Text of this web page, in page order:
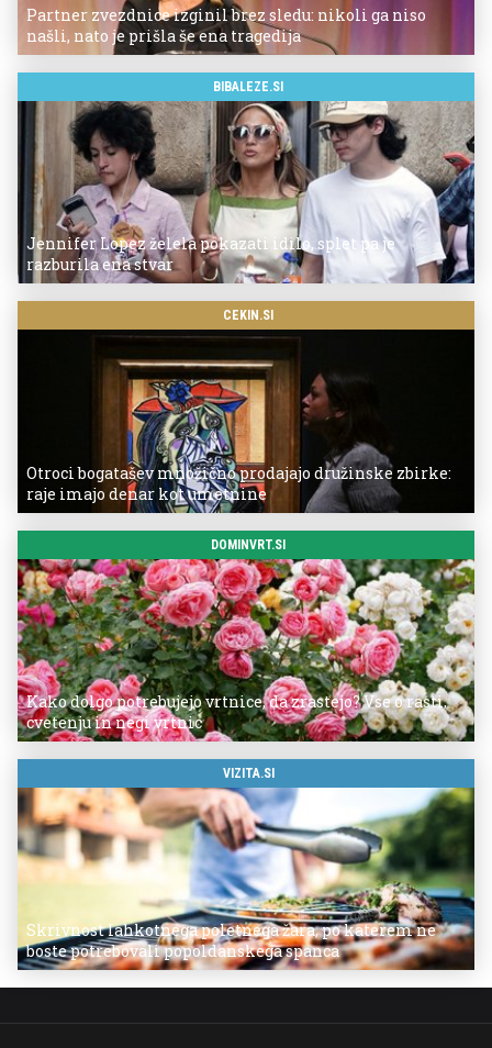
Partner zvezdnice izginil brez sledu: nikoli ga niso
našli, nato je prišla še ena tragedija
BIBALEZE.SI
Jennifer Lopez želela pokazati idilo, splet pa je
razburila ena stvar
CEKIN.SI
Otroci bogatašev množično prodajajo družinske zbirke:
raje imajo denar kot umetnine
DOMINVRT.SI
Kako dolgo potrebujejo vrtnice, da zrastejo? Vse o rasti,
cvetenju in negi vrtnic
VIZITA.SI
Skrivnost lahkotnega poletnega žara, po katerem ne
boste potrebovali popoldanskega spanca